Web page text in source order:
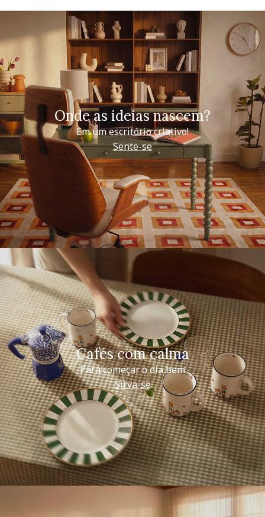
Onde as ideias nascem?
Em um escritório criativo!
Sente-se
Cafés com calma
Para começar o dia bem
Sirva-se